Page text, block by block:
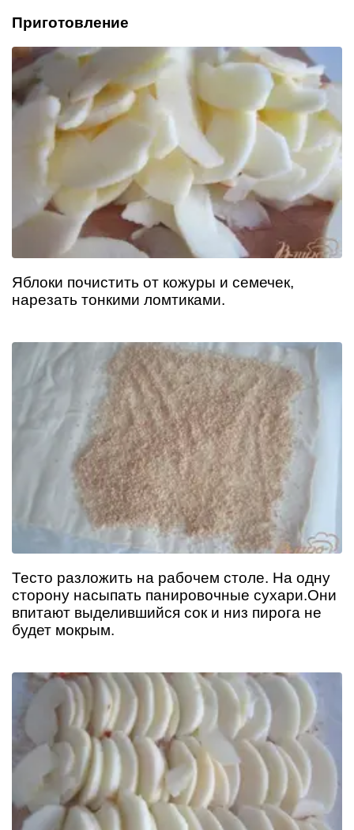
Приготовление
Яблоки почистить от кожуры и семечек,
нарезать тонкими ломтиками.
Тесто разложить на рабочем столе. На одну
сторону насыпать панировочные сухари.Они
впитают выделившийся сок и низ пирога не
будет мокрым.